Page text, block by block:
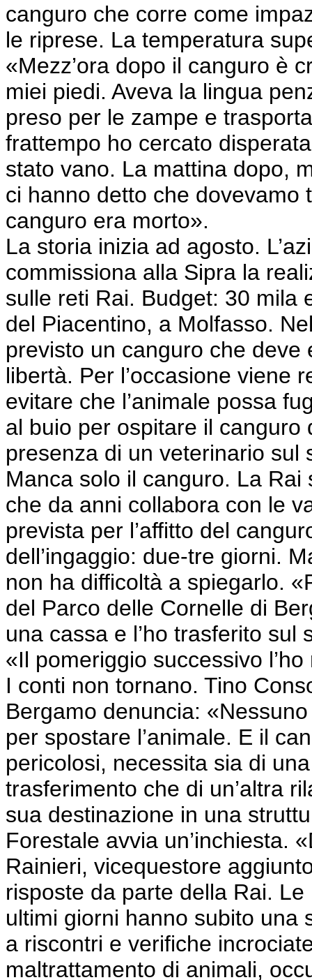
canguro che corre come
le riprese. La temperatura
«Mezz’ora dopo il canguro è
miei piedi. Aveva la lingua
preso per le zampe e
frattempo ho cercato
stato vano. La mattina dopo,
ci hanno detto che dovevamo
canguro era morto».
La storia inizia ad agosto.
commissiona alla Sipra la
sulle reti Rai. Budget: 30 mila
del Piacentino, a Molfasso.
previsto un canguro che
libertà. Per l’occasione viene
evitare che l’animale possa
al buio per ospitare il
presenza di un veterinario sul
Manca solo il canguro. La
che da anni collabora con le
prevista per l’affitto del
dell’ingaggio: due-tre giorni.
non ha difficoltà a spiegarlo.
del Parco delle Cornelle di
una cassa e l’ho trasferito
«Il pomeriggio successivo
I conti non tornano. Tino
Bergamo denuncia:
per spostare l’animale. E il
pericolosi, necessita sia di
trasferimento che di un’altra
sua destinazione in una
Forestale avvia un’inchiesta.
Rainieri, vicequestore
risposte da parte della Rai.
ultimi giorni hanno subito una
a riscontri e verifiche
maltrattamento di animali,